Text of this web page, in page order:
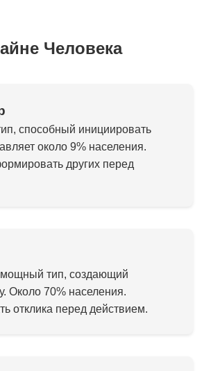
Человека
способный инициировать
около 9% населения.
других перед
мощный тип, создающий
Около 70% населения.
отклика перед действием.